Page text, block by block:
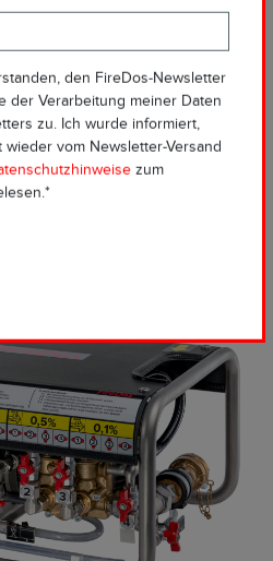
Minute von der eingebauten
light:
bis 1000 l/min für Löschschaum
0,1 % (Netzwasser), 0,5 % und 1 %
zu Z-Zumischern
den FireDos-Newsletter
der Verarbeitung meiner Daten
zu. Ich wurde informiert,
vom Newsletter-Versand
zum